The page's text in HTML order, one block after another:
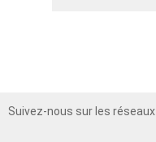
Suivez-nous sur les